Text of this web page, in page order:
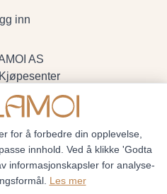
inn
AS
19, 3570 Ål
928705234
for å forbedre din opplevelse,
innhold. Ved å klikke 'Godta
informasjonskapsler for analyse-
Les mer